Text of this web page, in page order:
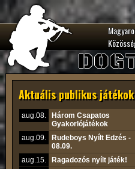
Aktuális publikus játékok
aug.08.
Három Csapatos
Gyakorlójátékok
aug.09.
Rudeboys Nyílt Edzés -
08.09.
aug.15.
Ragadozós nyílt játék!